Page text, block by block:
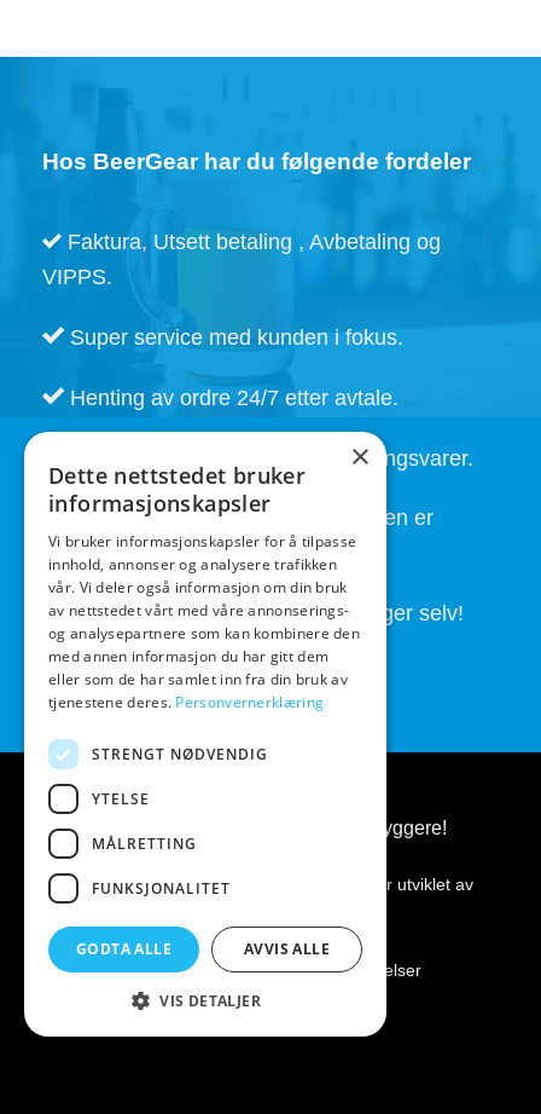
Hos BeerGear har du følgende fordeler
Faktura, Utsett betaling , Avbetaling og
VIPPS.
Super service med kunden i fokus.
Henting av ordre 24/7 etter avtale.
Kort leveringstid. Også på bestillingsvarer.
God service også etter at handelen er
fullført.
Butikken drives av folk som brygger selv!
BeerGear.no - Ølbrygging, for ølbryggere!
Kopirett 2026 © BeerGear.no
Nettsiden er utviklet av
Personvernerklæring|Kjøpsbetingelser
×
Dette nettstedet bruker
informasjonskapsler
Vi bruker informasjonskapsler for å tilpasse
innhold, annonser og analysere trafikken
vår. Vi deler også informasjon om din bruk
av nettstedet vårt med våre annonserings-
og analysepartnere som kan kombinere den
med annen informasjon du har gitt dem
eller som de har samlet inn fra din bruk av
tjenestene deres. Personvernerklæring
STRENGT NØDVENDIG
YTELSE
MÅLRETTING
FUNKSJONALITET
GODTA ALLE AVVIS ALLE
VIS DETALJER